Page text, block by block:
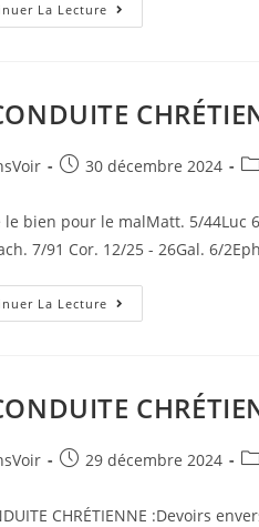
La Lecture
30 décembre 2024
le bien pour le malMatt. 5/44Luc
7/91 Cor. 12/25 - 26Gal. 6/
La Lecture
29 décembre 2024
CHRÉTIENNE :Devoirs